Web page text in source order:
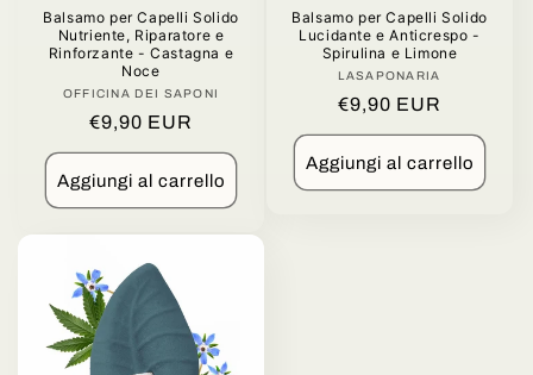
Balsamo per Capelli Solido
Nutriente, Riparatore e
Rinforzante - Castagna e
Noce
Produttore:
OFFICINA DEI SAPONI
Prezzo
di
listino
€9,90 EUR
Aggiungi al carrello
Balsamo per Capelli Solido
Lucidante e Anticrespo -
Spirulina e Limone
Produttore:
LASAPONARIA
Prezzo
di
listino
€9,90 EUR
Aggiungi al carrello